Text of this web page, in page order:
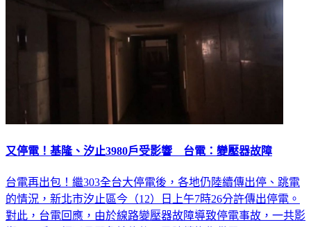
又停電！基隆、汐止3980戶受影響 台電：變壓器故障
台電再出包！繼303全台大停電後，各地仍陸續傳出停、跳電
的情況，新北市汐止區今（12）日上午7時26分許傳出停電。
對此，台電回應，由於線路變壓器故障導致停電事故，一共影